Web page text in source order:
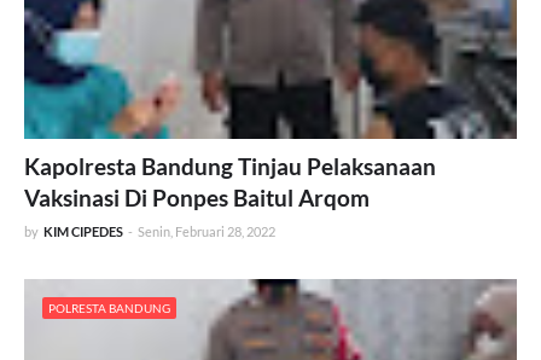
Kapolresta Bandung Tinjau Pelaksanaan
Vaksinasi Di Ponpes Baitul Arqom
by KIM CIPEDES - Senin, Februari 28, 2022
POLRESTA BANDUNG